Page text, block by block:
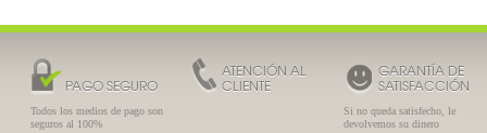
PAGO SEGURO
Todos los medios de pago son
seguros al 100%
ATENCIÓN AL
CLIENTE
GARANTÍA DE
SATISFACCIÓN
Si no queda satisfecho, le
devolvemos su dinero